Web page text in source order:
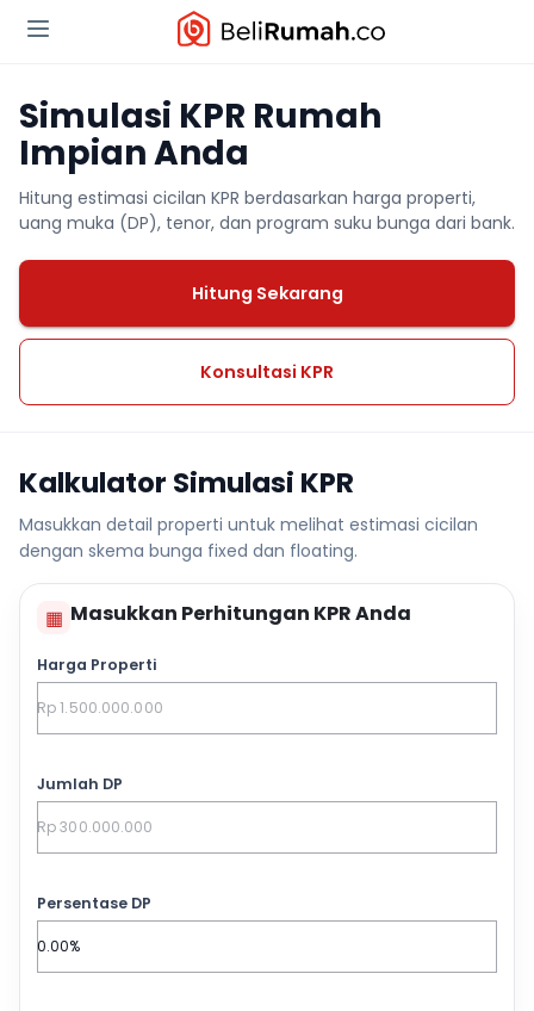
Simulasi KPR Rumah
Impian Anda
Hitung estimasi cicilan KPR berdasarkan harga properti,
uang muka (DP), tenor, dan program suku bunga dari bank.
Hitung Sekarang
Konsultasi KPR
Kalkulator Simulasi KPR
Masukkan detail properti untuk melihat estimasi cicilan
dengan skema bunga fixed dan floating.
▦ Masukkan Perhitungan KPR Anda
Harga Properti
Jumlah DP
Persentase DP